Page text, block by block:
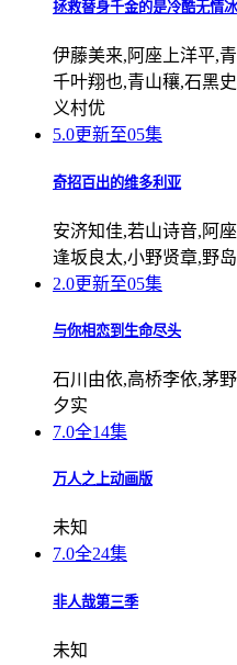
拯救替身千金的是冷酷无情
伊藤美来,阿座上洋平,
千叶翔也,青山穰,石黑
义村优
5.0更新至05集
奇招百出的维多利亚
安济知佳,若山诗音,阿
逢坂良太,小野贤章,野
2.0更新至05集
与你相恋到生命尽头
石川由依,高桥李依,茅
夕实
7.0全14集
万人之上动画版
未知
7.0全24集
非人哉第三季
未知